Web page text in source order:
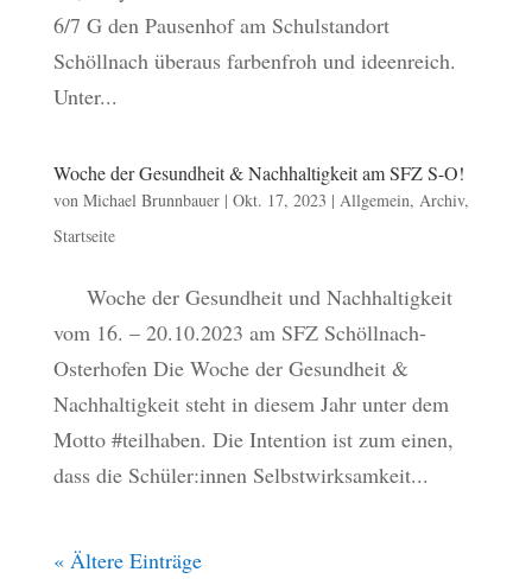
6/7 G den Pausenhof am Schulstandort
Schöllnach überaus farbenfroh und ideenreich.
Unter...
Woche der Gesundheit & Nachhaltigkeit am SFZ S-O!
von Michael Brunnbauer| Okt. 17, 2023 | Allgemein, Archiv,
Startseite
Woche der Gesundheit und Nachhaltigkeit
vom 16. – 20.10.2023 am SFZ Schöllnach-
Osterhofen Die Woche der Gesundheit &
Nachhaltigkeit steht in diesem Jahr unter dem
Motto #teilhaben. Die Intention ist zum einen,
dass die Schüler:innen Selbstwirksamkeit...
« Ältere Einträge